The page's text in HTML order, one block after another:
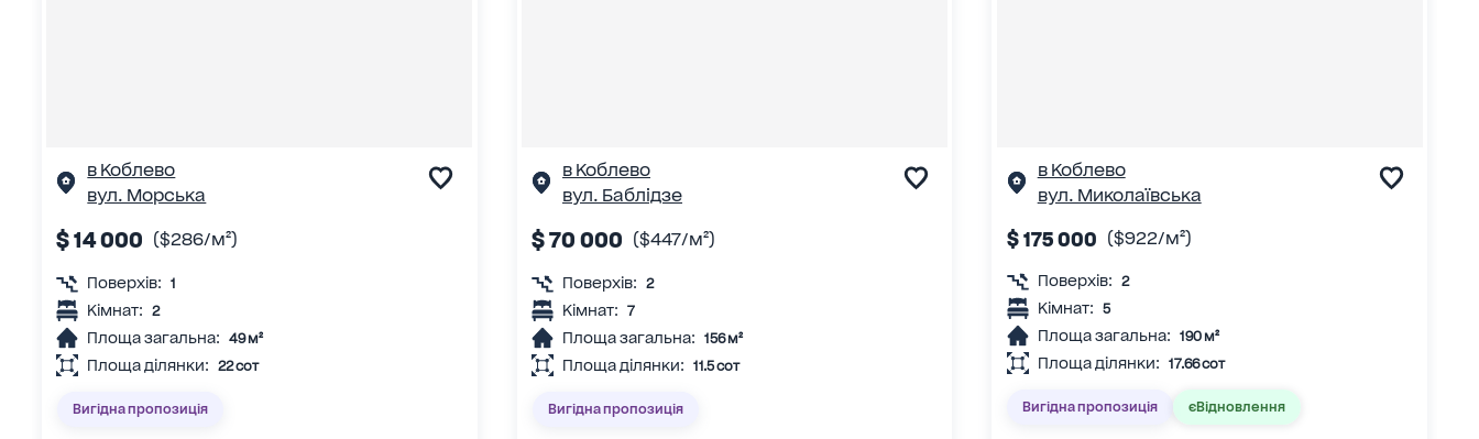
в Коблево
вул. Морська
$ 14 000 ($286/м²)
Поверхів: 1
Кімнат: 2
Площа загальна: 49 м²
Площа ділянки: 22 сот
Вигідна пропозиція
в Коблево
вул. Баблідзе
$ 70 000 ($447/м²)
Поверхів: 2
Кімнат: 7
Площа загальна: 156 м²
Площа ділянки: 11.5 сот
Вигідна пропозиція
в Коблево
вул. Миколаївська
$ 175 000 ($922/м²)
Поверхів: 2
Кімнат: 5
Площа загальна: 190 м²
Площа ділянки: 17.66 сот
Вигідна пропозиція єВідновлення